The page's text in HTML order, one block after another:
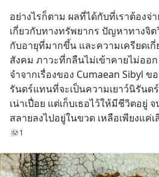
อย่างไรก็ตาม ผลที่ได้กับที่เราต้องจ่
เกี่ยวกับทางทรัพยากร ปัญหาทางจิ
กับอายุที่มากขึ้น และความเครียดเกี่
สังคม ภาวะที่กลืนไม่เข้าคายไม่ออ
จำจากเรื่องของ Cumaean Sibyl ข
รันดร์แทนที่จะเป็นความเยาว์นิรันด
เน่าเปื่อย แต่เก็บเธอไว้ให้มีชีวิตอยู่
สลายลงไปอยู่ในขวด เหลือเพียงแค่เ
1